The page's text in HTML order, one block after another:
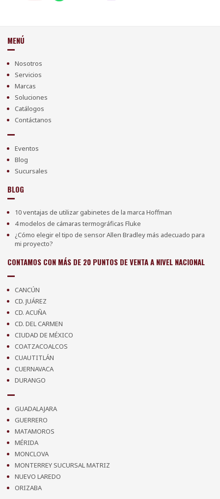
MENÚ
Nosotros
Servicios
Marcas
Soluciones
Catálogos
Contáctanos
Eventos
Blog
Sucursales
BLOG
10 ventajas de utilizar gabinetes de la marca Hoffman
4 modelos de cámaras termográficas Fluke
¿Cómo elegir el tipo de sensor Allen Bradley más adecuado para
mi proyecto?
CONTAMOS CON MÁS DE 20 PUNTOS DE VENTA A NIVEL NACIONAL
CANCÚN
CD. JUÁREZ
CD. ACUÑA
CD. DEL CARMEN
CIUDAD DE MÉXICO
COATZACOALCOS
CUAUTITLÁN
CUERNAVACA
DURANGO
GUADALAJARA
GUERRERO
MATAMOROS
MÉRIDA
MONCLOVA
MONTERREY SUCURSAL MATRIZ
NUEVO LAREDO
ORIZABA